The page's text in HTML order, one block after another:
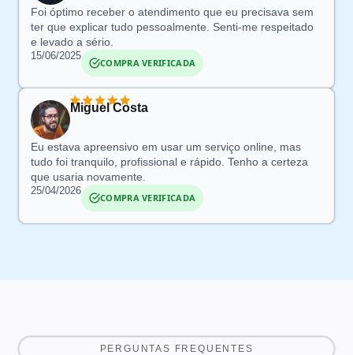
Foi óptimo receber o atendimento que eu precisava sem
ter que explicar tudo pessoalmente. Senti-me respeitado
e levado a sério.
15/06/2025
COMPRA VERIFICADA
Miguel Costa
Eu estava apreensivo em usar um serviço online , mas
tudo foi tranquilo, profissional e rápido. Tenho a certeza
que usaria novamente.
25/04/2026
COMPRA VERIFICADA
PERGUNTAS FREQUENTES